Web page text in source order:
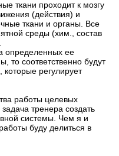
ткани проходит к мозгу
(действия) и
ткани и органы. Все
среды (хим., состав
определенных ее
то соответственно будут
регулирует
работы целевых
тренера создать
системы. Чем я и
буду делиться в